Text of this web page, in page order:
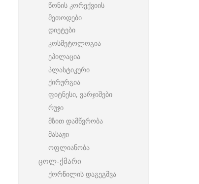
წონის კორექვიის
მეთოდები
დიეტები
კოსმეტოლოგია
ეპილაცია
პლასტიკური
ქირურგია
ფიტნესი, ვარჯიშები
რუჯი
მზით დამწვრობა
მასაჟი
ოფლიანობა
ცოლ-ქმარი
ქორწილის დაგეგმვა